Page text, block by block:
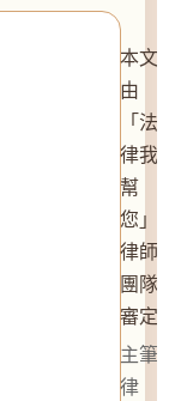
本文
由
「法
律我
幫
您」
律師
團隊
審定
主筆
律